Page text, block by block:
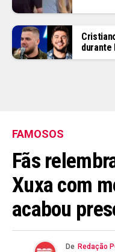
durante
FAMOSOS
Fãs
Xuxa com
acabou
De Redação